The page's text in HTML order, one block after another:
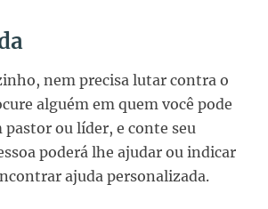
nem precisa lutar contra o
alguém em quem você pode
ou líder, e conte seu
poderá lhe ajudar ou indicar
ajuda personalizada.